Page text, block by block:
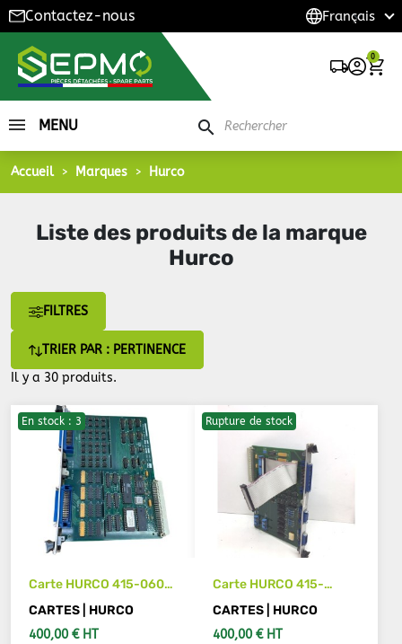
Contactez-nous
0
MENU search
Accueil Marques Hurco
Liste des produits de la marque
Hurco
FILTRES
TRIER PAR : PERTINENCE
Il y a 30 produits.
En stock : 3
Carte HURCO 415-0601-
903
CARTES | HURCO
400,00 € HT
Rupture de stock
Carte HURCO 415-
0607-903
CARTES | HURCO
400,00 € HT